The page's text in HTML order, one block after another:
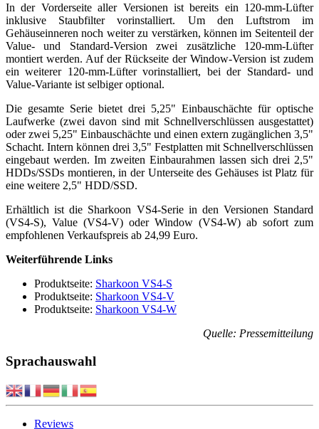
In der Vorderseite aller Versionen ist bereits ein 120-mm-Lüfter
inklusive Staubfilter vorinstalliert. Um den Luftstrom im
Gehäuseinneren noch weiter zu verstärken, können im Seitenteil der
Value- und Standard-Version zwei zusätzliche 120-mm-Lüfter
montiert werden. Auf der Rückseite der Window-Version ist zudem
ein weiterer 120-mm-Lüfter vorinstalliert, bei der Standard- und
Value-Variante ist selbiger optional.
Die gesamte Serie bietet drei 5,25" Einbauschächte für optische
Laufwerke (zwei davon sind mit Schnellverschlüssen ausgestattet)
oder zwei 5,25" Einbauschächte und einen extern zugänglichen 3,5"
Schacht. Intern können drei 3,5" Festplatten mit Schnellverschlüssen
eingebaut werden. Im zweiten Einbaurahmen lassen sich drei 2,5"
HDDs/SSDs montieren, in der Unterseite des Gehäuses ist Platz für
eine weitere 2,5" HDD/SSD.
Erhältlich ist die Sharkoon VS4-Serie in den Versionen Standard
(VS4-S), Value (VS4-V) oder Window (VS4-W) ab sofort zum
empfohlenen Verkaufspreis ab 24,99 Euro.
Weiterführende Links
Produktseite: Sharkoon VS4-S
Produktseite: Sharkoon VS4-V
Produktseite: Sharkoon VS4-W
Quelle: Pressemitteilung
Sprachauswahl
Reviews